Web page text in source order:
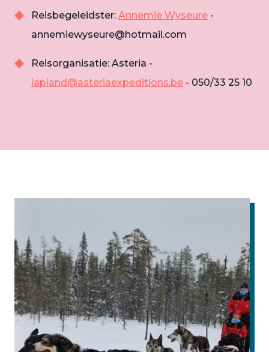
Reisbegeleidster: Annemie Wyseure -
annemiewyseure@hotmail.com
Reisorganisatie: Asteria -
lapland@asteriaexpeditions.be - 050/33 25 10